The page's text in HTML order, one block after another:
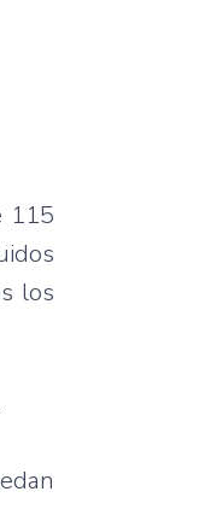
115
los